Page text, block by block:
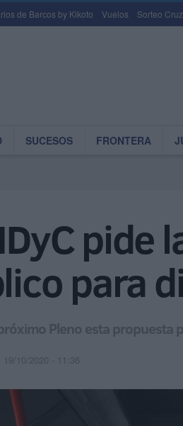
de Barcos by Kikoto Vuelos Sorteo
SUCESOS FRONTERA
pide
para
Pleno esta
19/10/2020 - 11:36